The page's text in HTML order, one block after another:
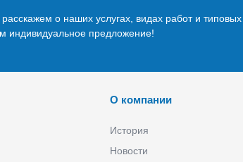
о наших услугах, видах работ и
индивидуальное предложение!
О компании
История
Новости